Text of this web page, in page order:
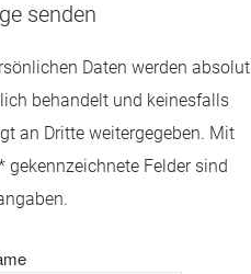
senden
Daten werden absolut
behandelt und keinesfalls
an Dritte weitergegeben. Mit
gekennzeichnete Felder sind